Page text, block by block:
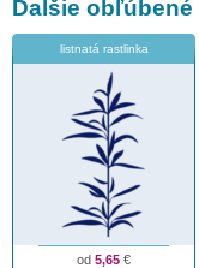
Ďalšie obľúbené
listnatá rastlinka
od 5,65 €